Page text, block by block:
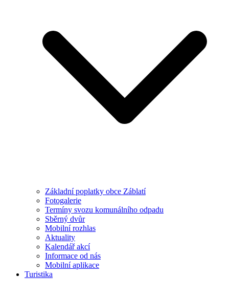
Základní poplatky obce Záblatí
Fotogalerie
Termíny svozu komunálního odpadu
Sběrný dvůr
Mobilní rozhlas
Aktuality
Kalendář akcí
Informace od nás
Mobilní aplikace
Turistika